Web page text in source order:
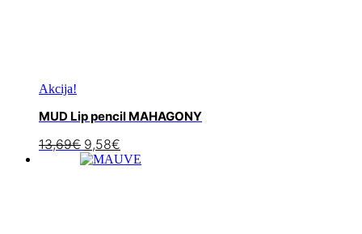
Akcija!
MUD Lip pencil MAHAGONY
13,69€ 9,58€